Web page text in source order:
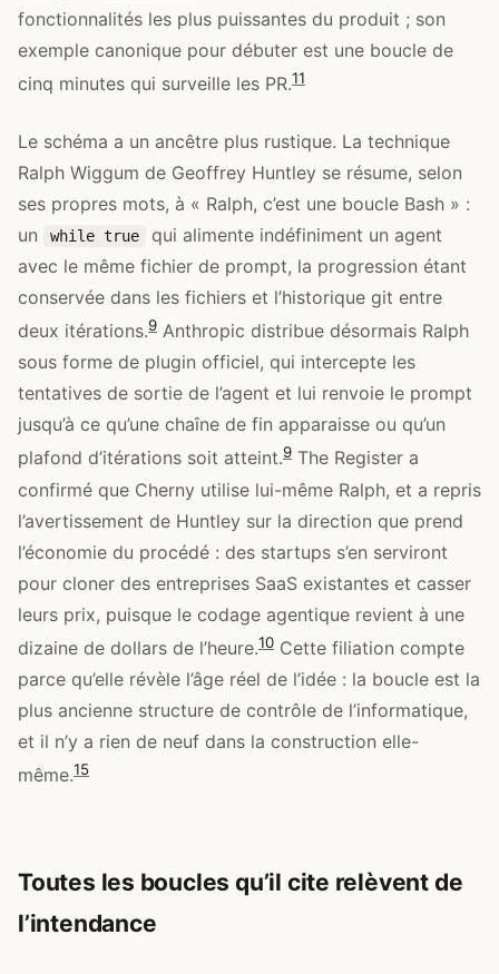
fonctionnalités les plus puissantes du produit ; son
exemple canonique pour débuter est une boucle de
cinq minutes qui surveille les PR.11
Le schéma a un ancêtre plus rustique. La technique
Ralph Wiggum de Geoffrey Huntley se résume, selon
ses propres mots, à « Ralph, c’est une boucle Bash » :
un
while true
qui alimente indéfiniment un agent
avec le même fichier de prompt, la progression étant
conservée dans les fichiers et l’historique git entre
deux itérations.9 Anthropic distribue désormais Ralph
sous forme de plugin officiel, qui intercepte les
tentatives de sortie de l’agent et lui renvoie le prompt
jusqu’à ce qu’une chaîne de fin apparaisse ou qu’un
plafond d’itérations soit atteint.9 The Register a
confirmé que Cherny utilise lui-même Ralph, et a repris
l’avertissement de Huntley sur la direction que prend
l’économie du procédé : des startups s’en serviront
pour cloner des entreprises SaaS existantes et casser
leurs prix, puisque le codage agentique revient à une
dizaine de dollars de l’heure.10 Cette filiation compte
parce qu’elle révèle l’âge réel de l’idée : la boucle est la
plus ancienne structure de contrôle de l’informatique,
et il n’y a rien de neuf dans la construction elle-
même.15
Toutes les boucles qu’il cite relèvent de
l’intendance